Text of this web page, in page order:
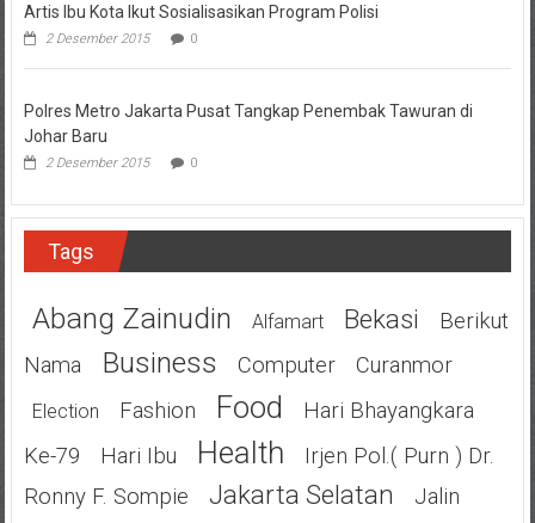
Artis Ibu Kota Ikut Sosialisasikan Program Polisi
2 Desember 2015 0
Polres Metro Jakarta Pusat Tangkap Penembak Tawuran di
Johar Baru
2 Desember 2015 0
Tags
Abang Zainudin Alfamart Bekasi
Berikut
Nama
Business Computer Curanmor
Election Fashion Food
Hari Bhayangkara
Ke-79
Hari Ibu Health
Irjen Pol.( Purn ) Dr.
Ronny F. Sompie
Jakarta Selatan
Jalin